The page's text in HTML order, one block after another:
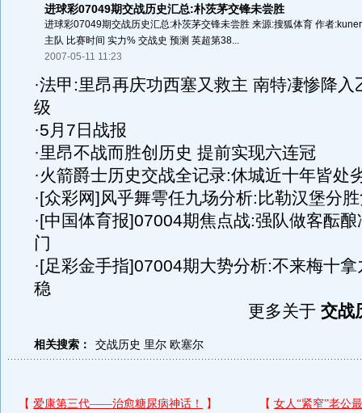
进球彩07049期交战历史汇总:朴茨茅交锋未尝胜
进球彩07049期交战历史汇总:朴茨茅交锋未尝胜 来源:搜狐体育 作者
主队 比赛时间 实力% 交战史 预测 英超第38...
2007-05-11 11:23
·法甲:里昂再庆功西塞又救主 南特凄惨降入
级
·5月7日战报
·里昂不战而胜创历史 提前实现六连冠
·火箭爵士历史交战全记录:休城近十年皆处
·[众彩网]风乎舞雩任九场分析:比勒汉堡分
·[中国体育报]07004期焦点战:强队做客酝酿
门
·[足彩金手指]07004期大势分析:不来梅十拿
稳
更多关于 交战
相关搜索： 交战历史 里尔 欧塞尔